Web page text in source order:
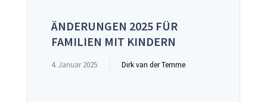
ÄNDERUNGEN 2025 FÜR
FAMILIEN MIT KINDERN
4. Januar 2025 Dirk van der Temme